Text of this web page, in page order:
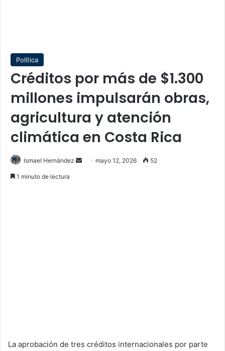
Política
Créditos por más de $1.300
millones impulsarán obras,
agricultura y atención
climática en Costa Rica
Ismael Hernández
Send mayo 12, 2026 52
1 minuto de lectura
La aprobación de tres créditos internacionales por parte